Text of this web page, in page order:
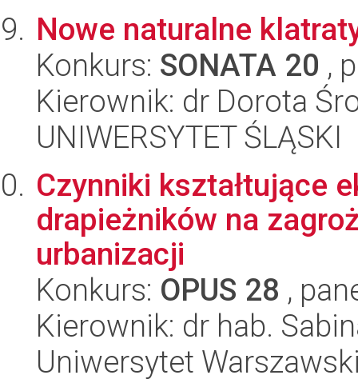
Nowe naturalne
Konkurs: SONATA 20 ,
Kierownik: dr Dorota
UNIWERSYTET ŚLĄSKI
Czynniki kształtujące
drapieżników na
urbanizacji
Konkurs: OPUS 28 ,
Kierownik: dr hab.
Uniwersytet